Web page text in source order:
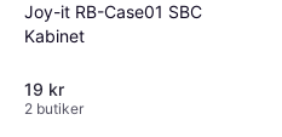
Joy-it RB-Case01 SBC
Kabinet
19 kr
2 butiker